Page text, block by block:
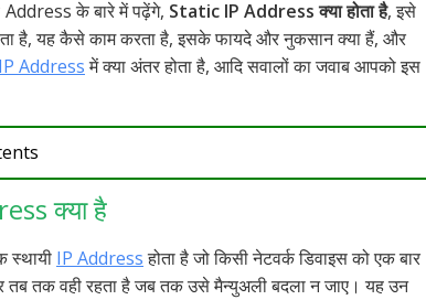
के बारे में पढ़ेंगे, Static IP Address क्या होता है, इसे
है, यह कैसे काम करता है, इसके फायदे और नुकसान क्या हैं, और
Addressमें क्या अंतर होता है, आदि सवालों का जवाब आपको इस
क्या है
IP Addressहोता है जो किसी नेटवर्क डिवाइस को एक बार
तब तक वही रहता है जब तक उसे मैन्युअली बदला न जाए। यह उन